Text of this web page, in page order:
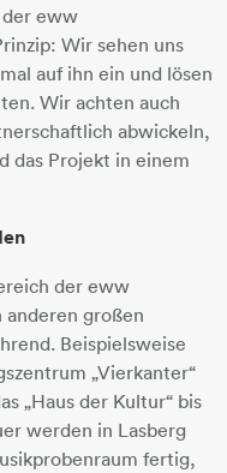
der eww
Wir sehen uns
auf ihn ein und lösen
Wir achten auch
abwickeln,
das Projekt in einem
der eww
großen
Beispielsweise
„Vierkanter“
„Haus der Kultur“ bis
werden in Lasberg
fertig,